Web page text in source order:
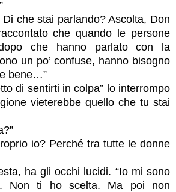
che stai parlando? Ascolta, Don
che quando le persone
che hanno parlato con la
un po’ confuse, hanno bisogno
bene…”
di sentirti in colpa” lo interrompo
vieterebbe quello che tu stai
io? Perché tra tutte le donne
ha gli occhi lucidi. “Io mi sono
Non ti ho scelta. Ma poi non